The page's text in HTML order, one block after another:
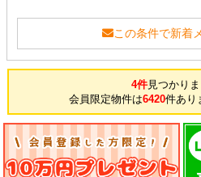
この条件で新着
4件見つかりま
会員限定物件は6420件あ